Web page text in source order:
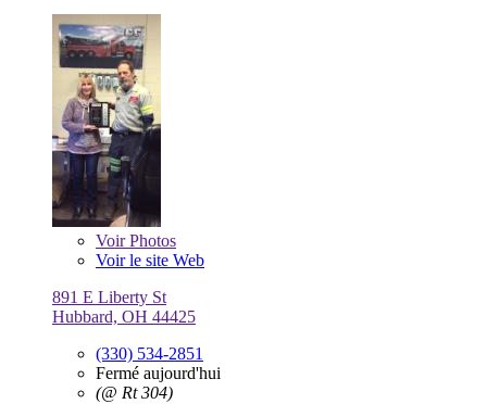
VoirPhotos
Voir le site Web
891 E Liberty St
Hubbard, OH 44425
(330) 534-2851
Fermé aujourd'hui
(@ Rt 304)